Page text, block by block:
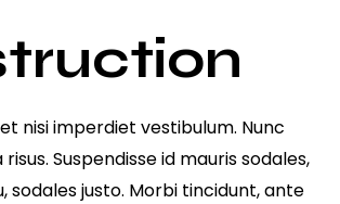
nisi imperdiet vestibulum. Nunc
Suspendisse id mauris sodales,
sodales justo. Morbi tincidunt, ante